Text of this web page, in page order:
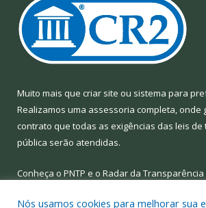
Muito mais que criar site ou sistema para
Realizamos uma assessoria completa, onde
contrato que todas as exigências das leis de
pública serão atendidas.
Conheça o PNTP e o Radar da Transparência
Nós usamos cookies para melhorar sua